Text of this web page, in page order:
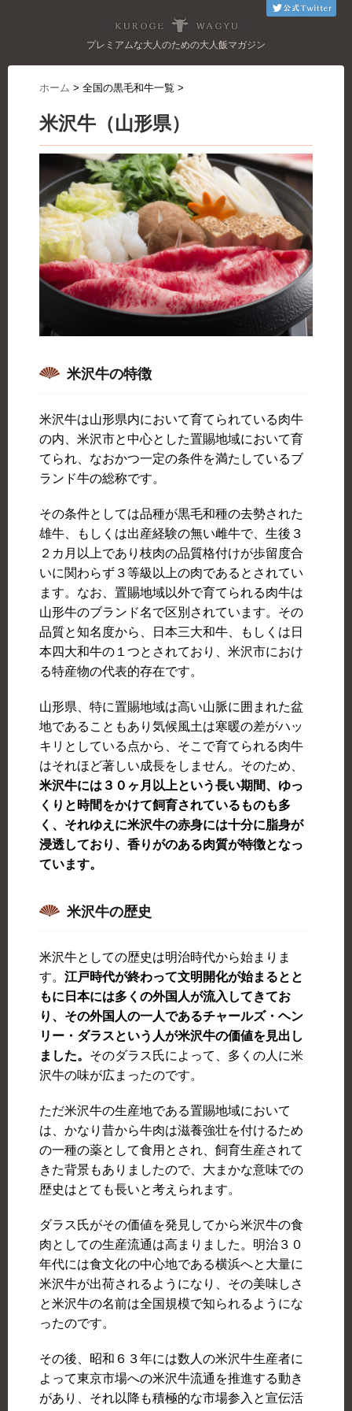
プレミアムな大人のための大人飯マガジン
ホーム > 全国の黒毛和牛一覧 >
米沢牛（山形県）
米沢牛の特徴
米沢牛は山形県内において育てられている肉牛
の内、米沢市と中心とした置賜地域において育
てられ、なおかつ一定の条件を満たしているブ
ランド牛の総称です。
その条件としては品種が黒毛和種の去勢された
雄牛、もしくは出産経験の無い雌牛で、生後３
２カ月以上であり枝肉の品質格付けが歩留度合
いに関わらず３等級以上の肉であるとされてい
ます。なお、置賜地域以外で育てられる肉牛は
山形牛のブランド名で区別されています。その
品質と知名度から、日本三大和牛、もしくは日
本四大和牛の１つとされており、米沢市におけ
る特産物の代表的存在です。
山形県、特に置賜地域は高い山脈に囲まれた盆
地であることもあり気候風土は寒暖の差がハッ
キリとしている点から、そこで育てられる肉牛
はそれほど著しい成長をしません。そのため、
米沢牛には３０ヶ月以上という長い期間、ゆっ
くりと時間をかけて飼育されているものも多
く、それゆえに米沢牛の赤身には十分に脂身が
浸透しており、香りがのある肉質が特徴となっ
ています。
米沢牛の歴史
米沢牛としての歴史は明治時代から始まりま
す。 江戸時代が終わって文明開化が始まるとと
もに日本には多くの外国人が流入してきてお
り、その外国人の一人であるチャールズ・ヘン
リー・ダラスという人が米沢牛の価値を見出し
ました。 そのダラス氏によって、多くの人に米
沢牛の味が広まったのです。
ただ米沢牛の生産地である置賜地域において
は、かなり昔から牛肉は滋養強壮を付けるため
の一種の薬として食用とされ、飼育生産されて
きた背景もありましたので、大まかな意味での
歴史はとても長いと考えられます。
ダラス氏がその価値を発見してから米沢牛の食
肉としての生産流通は高まりました。明治３０
年代には食文化の中心地である横浜へと大量に
米沢牛が出荷されるようになり、その美味しさ
と米沢牛の名前は全国規模で知られるようにな
ったのです。
その後、昭和６３年には数人の米沢牛生産者に
よって東京市場への米沢牛流通を推進する動き
があり、それ以降も積極的な市場参入と宣伝活